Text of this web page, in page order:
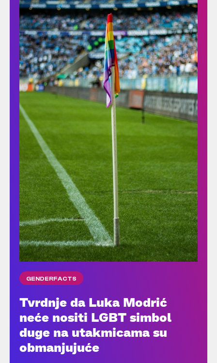
GENDERFACTS
Tvrdnje da Luka Modrić
neće nositi LGBT simbol
duge na utakmicama su
obmanjujuće